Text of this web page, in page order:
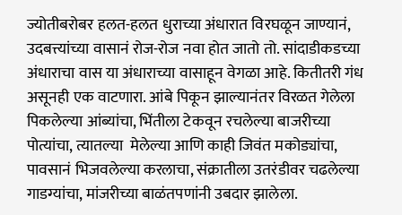
ज्योतीबरोबर हलत-हलत धुराच्या अंधारात विरघळून जाण्यानं,
उदबत्त्यांच्या वासानं रोज-रोज नवा होत जातो तो. सांदाडीकडच्या
अंधाराचा वास या अंधाराच्या वासाहून वेगळा आहे. कितीतरी गंध
असूनही एक वाटणारा. आंबे पिकून झाल्यानंतर विरळत गेलेला
पिकलेल्या आंब्यांचा, भिंतीला टेकवून रचलेल्या बाजरीच्या
पोत्यांचा, त्यातल्या मेलेल्या आणि काही जिवंत मकोड्यांचा,
पावसानं भिजवलेल्या करलाचा, संक्रातीला उतरंडीवर चढलेल्या
गाडग्यांचा, मांजरीच्या बाळंतपणांनी उबदार झालेला.